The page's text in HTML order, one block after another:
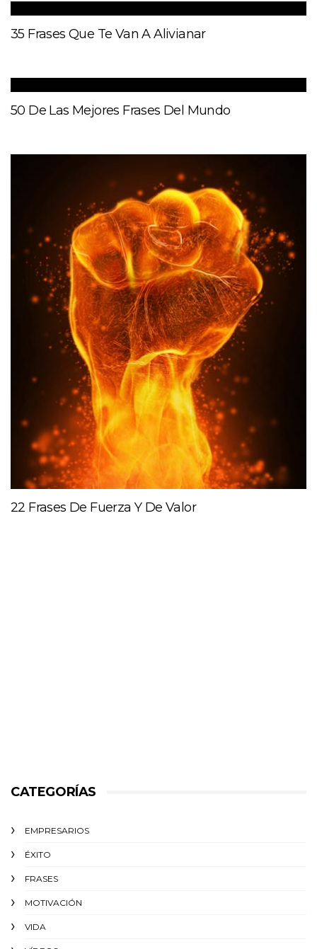
35 Frases Que Te Van A Alivianar
50 De Las Mejores Frases Del Mundo
22 Frases De Fuerza Y De Valor
CATEGORÍAS
EMPRESARIOS
ÉXITO‬
FRASES
MOTIVACIÓN
VIDA